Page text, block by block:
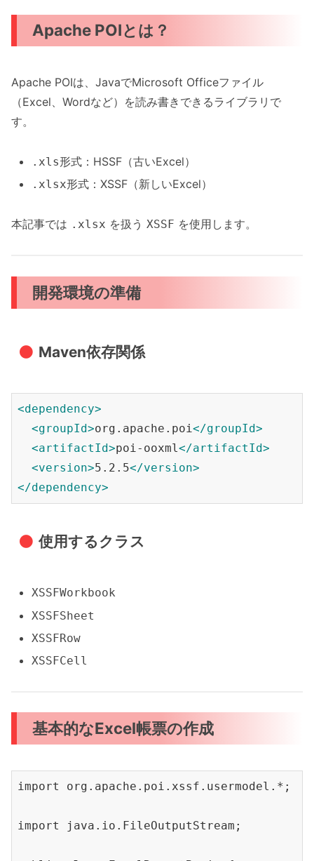
Apache POIとは？
Apache POIは、JavaでMicrosoft Officeファイル
（Excel、Wordなど）を読み書きできるライブラリで
す。
.xls形式：HSSF（古いExcel）
.xlsx形式：XSSF（新しいExcel）
本記事では .xlsx を扱う XSSF を使用します。
開発環境の準備
Maven依存関係
<dependency>
<groupId>org.apache.poi</groupId>
<artifactId>poi-ooxml</artifactId>
<version>5.2.5</version>
</dependency>
使用するクラス
XSSFWorkbook
XSSFSheet
XSSFRow
XSSFCell
基本的なExcel帳票の作成
import org.apache.poi.xssf.usermodel.*;
import java.io.FileOutputStream;